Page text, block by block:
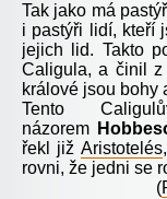
Tak jako má
i pastýři lidí, kteří
jejich lid. Takto
Caligula, a činil z
králové jsou bohy
Tento
názorem
řekl již Aristotelés
rovni, že jedni se
(